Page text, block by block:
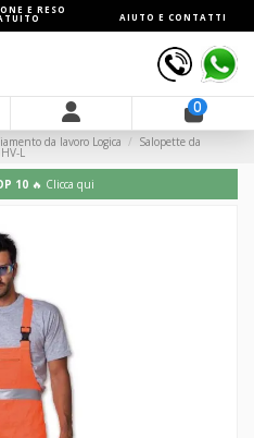
E RESO
AIUTO E CONTATTI
0
da lavoro Logica Salopette da
L
10 🔥 Clicca qui